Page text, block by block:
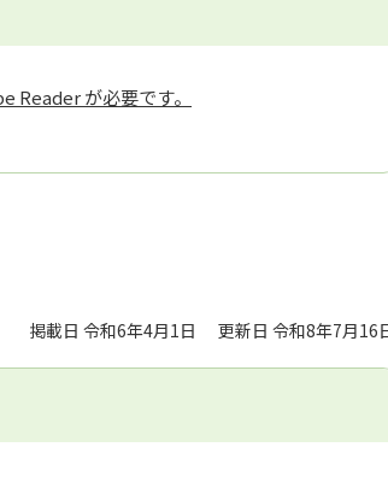
Reader が必要です。
掲載日 令和6年4月1日 更新日 令和8年7月16